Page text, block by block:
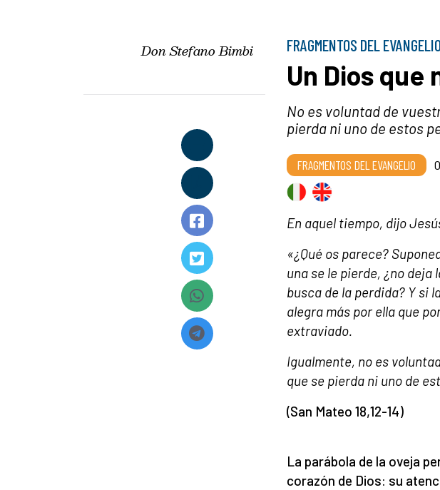
Don Stefano Bimbi FRAGMENTOS DEL
Un Dios que
No es voluntad de
pierda ni uno de estos
FRAGMENTOS DEL EVANGELIO
En aquel tiempo, dijo
«¿Qué os parece?
una se le pierde, ¿no deja
busca de la perdida? Y si
alegra más por ella que
extraviado.
Igualmente, no es
que se pierda ni uno de
(San Mateo 18,12-14)
La parábola de la oveja
corazón de Dios: su